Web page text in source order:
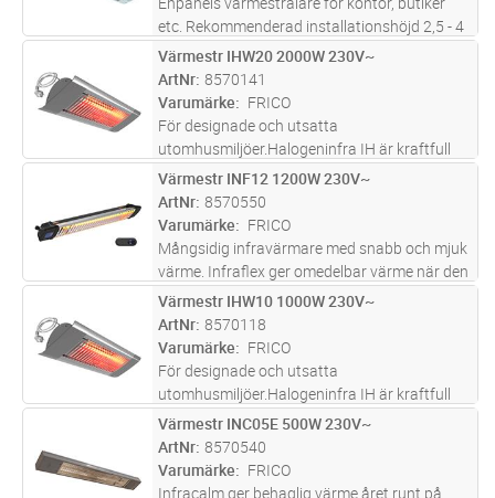
etc. Rekommenderad installationshöjd 2,5 - 4
mEZ100 används för totaluppvärmning,
tillskottsvärme och skydd mot kallras i miljöer,
såsom kontor, butiker, re
ST Lägg i kundvagn
Värmestr IHW20 2000W 230V~
ArtNr 8570141
Varumärke
FRICO
För designade och utsatta
utomhusmiljöer.Halogeninfra IH är kraftfull
med en hög glödtrådstemperatur på 2200°C
och är det perfekta valet för utsatta
utomhusmiljöer där designen är viktig.IH finns
i t...läs mer
ST Lägg i kundvagn
Värmestr INF12 1200W 230V~
ArtNr 8570550
Varumärke
FRICO
Mångsidig infravärmare med snabb och mjuk
värme. Infraflex ger omedelbar värme när den
slås på och svalnar snabbt när den stängs av.
Infraflex är en mångsidig infravärmare med
många monteringsmöjligh
ST Lägg i kundvagn
Värmestr IHW10 1000W 230V~
ArtNr 8570118
Varumärke
FRICO
För designade och utsatta
utomhusmiljöer.Halogeninfra IH är kraftfull
med en hög glödtrådstemperatur på 2200°C
och är det perfekta valet för utsatta
utomhusmiljöer där designen är viktig.IH finns
i t...läs mer
ST Lägg i kundvagn
Värmestr INC05E 500W 230V~
ArtNr 8570540
Varumärke
FRICO
Infracalm ger behaglig värme året runt på